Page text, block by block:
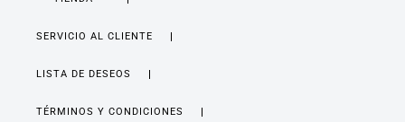
SERVICIO AL CLIENTE
LISTA DE DESEOS
TÉRMINOS Y CONDICIONES